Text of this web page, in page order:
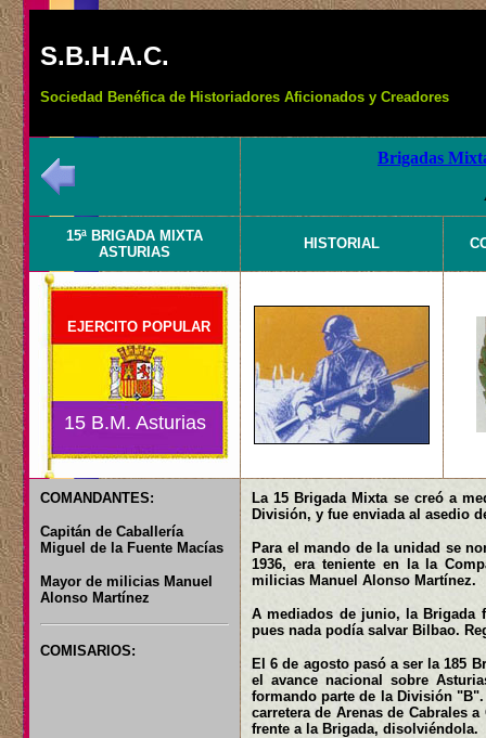
S.B.H.A.C.
Sociedad Benéfica de Historiadores Aficionados y Creadores
Brigadas
15ª BRIGADA MIXTA
ASTURIAS
HISTORIAL
EJERCITO POPULAR
15 B.M. Asturias
COMANDANTES:
Capitán de Caballería
Miguel de la Fuente Macías
Mayor de milicias Manuel
Alonso Martínez
COMISARIOS:
La 15 Brigada Mixta se creó a
División, y fue enviada al asedio
Para el mando de la unidad se
1936, era teniente en la la
milicias Manuel Alonso Martínez.
A mediados de junio, la Brigada
pues nada podía salvar Bilbao.
El 6 de agosto pasó a ser la 185
el avance nacional sobre
formando parte de la División
carretera de Arenas de Cabrales
frente a la Brigada, disolviéndola.